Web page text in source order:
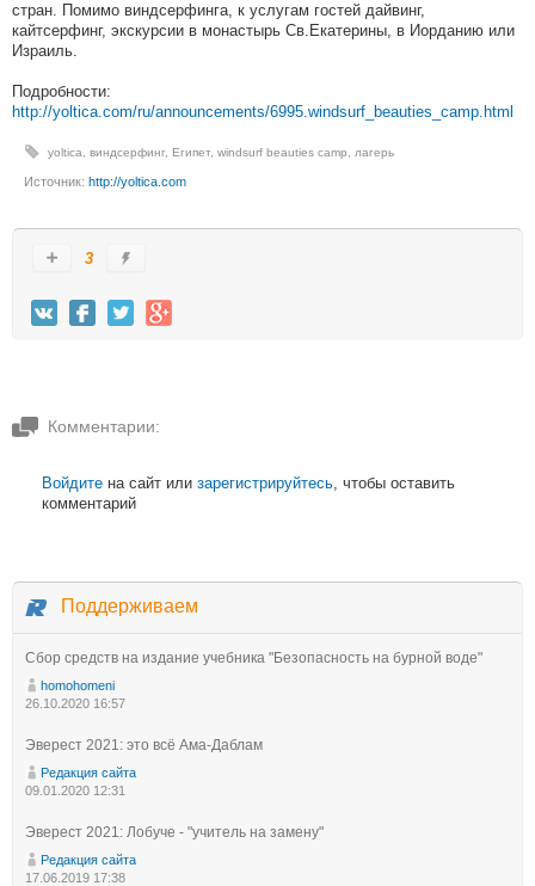
стран. Помимо виндсерфинга, к услугам гостей дайвинг,
кайтсерфинг, экскурсии в монастырь Св.Екатерины, в Иорданию или
Израиль.
Подробности:
http://yoltica.com/ru/announcements/6995.windsurf_beauties_camp.html
yoltica виндсерфинг, Египет, windsurf beauties camp лагерь
Источник: http://yoltica.com
3
Комментарии:
Войдите на сайт или зарегистрируйтесь, чтобы оставить
комментарий
Поддерживаем
Сбор средств на издание учебника "Безопасность на бурной воде"
homohomeni
26.10.2020 16:57
Эверест 2021: это всё Ама-Даблам
Редакция сайта
09.01.2020 12:31
Эверест 2021: Лобуче - "учитель на замену"
Редакция сайта
17.06.2019 17:38